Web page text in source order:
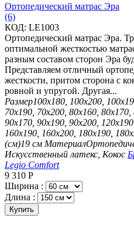
Ортопедический матрас Эра
(6)
КОД: LE1003
Ортопедический матрас Эра.
оптимальной жесткостью
разным составом сторон Эра
Представляем отличный
жесткости, притом сторона с
ровной и упругой. Другая...
Размер100х180, 100х200,
70х190, 70х200, 80х160, 80х170,
90х170, 90х190, 90х200,
160х190, 160х200, 180х190,
(см)19 см Материал
Искусственный латекс, Кокос
Legio Comfort
9 310 Р
Ширина :
Длина :
Купить